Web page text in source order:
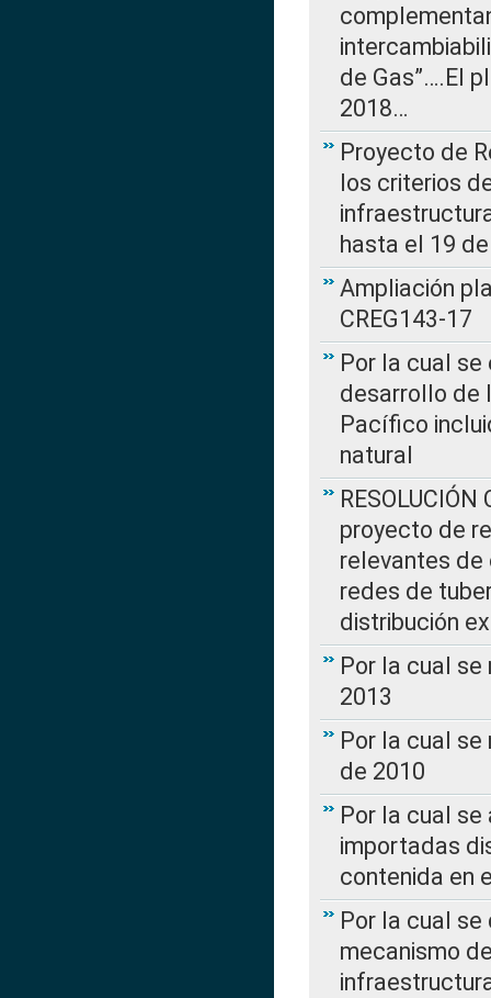
de Gas”….El
2018…
Proyecto de
los criterios
hasta el 19
Ampliación
CREG143-17
Por la cual
desarrollo de
Pacífico
natural
proyecto de
relevantes de
redes de
distribución
Por la cual se
2013
Por la cual se
de 2010
Por la cual
importadas
contenida en
Por la cual se
mecanismo